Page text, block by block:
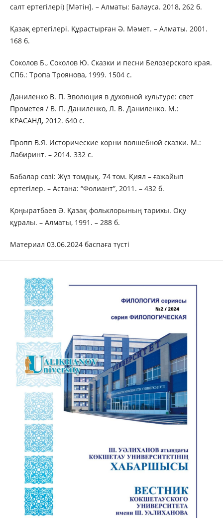
салт ертегілері) [Мәтін]. – Алматы: Балауса. 2018, 262 б.
Қазақ ертегілері. Құрастырған Ә. Мәмет. – Алматы. 2001.
168 б.
Соколов Б., Соколов Ю. Сказки и песни Белозерского края.
СПб.: Тропа Троянова, 1999. 1504 с.
Даниленко В. П. Эволюция в духовной культуре: свет
Прометея / В. П. Даниленко, Л. В. Даниленко. М.:
КРАСАНД, 2012. 640 с.
Пропп В.Я. Исторические корни волшебной сказки. М.:
Лабиринт. – 2014. 332 с.
Бабалар сөзі: Жүз томдық. 74 том. Қиял – ғажайып
ертегілер. – Астана: “Фолиант”, 2011. – 432 б.
Қоңыратбаев Ә. Қазақ фольклорының тарихы. Оқу
құралы. – Алматы, 1991. – 288 б.
Материал 03.06.2024 баспаға түсті